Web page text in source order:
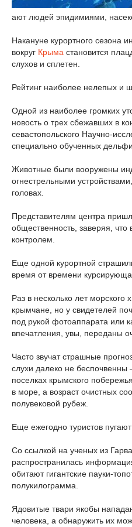
ают людей эпидимиями,
Накануне курортного сезона
вокруг Крыма становится
слухов и сплетен.
Рейтинг наиболее нелепых и
Одной из наиболее громких
новость о трех сбежавших в
севастопольского Научно-
специально обученных
Животные были вооружены
огнестрельными
головах.
Представителям центра
общественность, заверяя,
контролем.
Еще одной курортной
время от времени
Раз в несколько лет
крымчане, но у свидетелей
под рукой фотоаппарата или
впечатления, увы, переданы
Часто звучат страшные
слухи далеко не беспочвенны
поселках крымского
в море, а возраст очистных
полувековой рубеж.
Еще ежегодно туристов
Со ссылкой на ученых из
распространилась
обитают гигантские пауки-
полукилограмма.
Ядовитые твари якобы
человека, а обнаружить их